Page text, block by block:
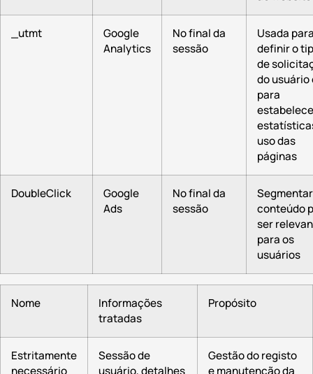
_utmt
Google
Analytics
No final da
sessão
Usada
definir o
de
do usuário
para
uso das
páginas
DoubleClick
Google
Ads
No final da
sessão
Segmentar
conteúdo
ser
para os
usuários
Nome
Informações
tratadas
Propósito
Estritamente
Sessão de
Gestão do registo